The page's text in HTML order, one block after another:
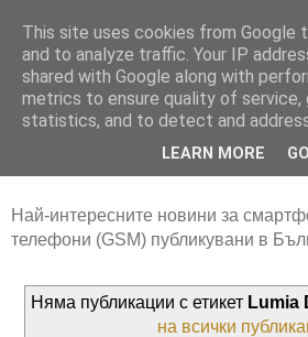
Най-интересните новини за
телефони (GSM) публикувани в
Няма публикации с етикет Lumia
на всички
This site uses cookies from Google
and to analyze traffic. Your IP
shared with Google along with
metrics to ensure quality of service,
statistics, and to detect and
LEARN MORE